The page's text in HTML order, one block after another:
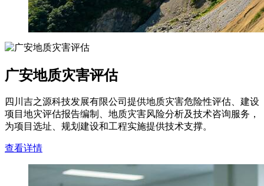
广安地质灾害评估
四川吉之源科技发展有限公司提供地质灾害危险性评估、建设
项目地灾评估报告编制、地质灾害风险分析及技术咨询服务，
为项目选址、规划建设和工程实施提供技术支撑。
查看详情